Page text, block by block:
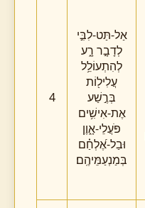
4
אַל-תַּט-לִבִּ֣י
לְדָבָ֣ר רָ֑ע
לְהִתְעוֹלֵ֥ל
עֲלִיל֖וֹת
בְּרֶ֣שַׁע
אֶת-אִישִׁ֥ים
פֹּעֲלֵי-אָ֑וֶן
וּבַל-אֶ֝לְחַ֗ם
בְּמַנְעַמֵּיהֶֽם׃